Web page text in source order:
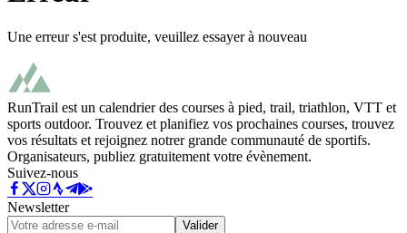
Une erreur s'est produite, veuillez essayer à nouveau
RunTrail est un calendrier des courses à pied, trail, triathlon, VTT et
sports outdoor. Trouvez et planifiez vos prochaines courses, trouvez
vos résultats et rejoignez notrer grande communauté de sportifs.
Organisateurs, publiez gratuitement votre évènement.
Suivez-nous
Newsletter
Valider